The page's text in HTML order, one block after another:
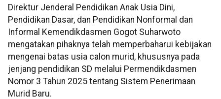
Direktur Jenderal Pendidikan Anak Usia Dini,
Pendidikan Dasar, dan Pendidikan Nonformal dan
Informal Kemendikdasmen Gogot Suharwoto
mengatakan pihaknya telah memperbaharui kebijakan
mengenai batas usia calon murid, khususnya pada
jenjang pendidikan SD melalui Permendikdasmen
Nomor 3 Tahun 2025 tentang Sistem Penerimaan
Murid Baru.